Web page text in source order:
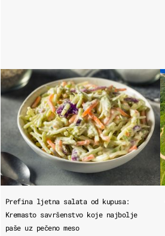
Prefina ljetna salata od kupusa:
Kremasto savršenstvo koje najbolje
paše uz pečeno meso